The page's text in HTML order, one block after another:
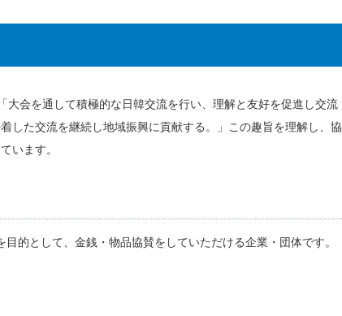
会を通して積極的な日韓交流を行い、理解と友好を促進し交流
した交流を継続し地域振興に貢献する。」この趣旨を理解し、協
います。
的として、金銭・物品協賛をしていただける企業・団体です。